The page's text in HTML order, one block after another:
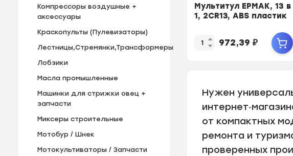
Компрессоры воздушные +
аксессуары
Краскопульты (Пулевизаторы)
Лестницы,Стремянки,Трансформеры
Лобзики
Масла промышленные
Машинки для стрижки овец +
запчасти
Миксеры строительные
Мотобур / Шнек
Мотокультиваторы / Запчасти
Мультитул ЕРМАК, 13 в
1, 2CR13, ABS пластик
972,39 ₽
Нужен
от компактных
ремонта и
проверенных